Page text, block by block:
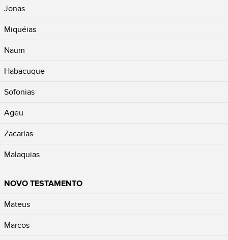
Jonas
Miquéias
Naum
Habacuque
Sofonias
Ageu
Zacarias
Malaquias
NOVO TESTAMENTO
Mateus
Marcos